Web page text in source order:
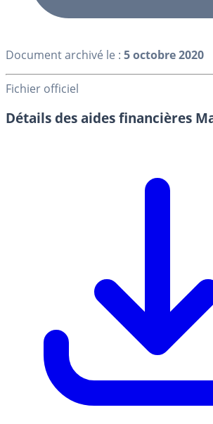
Document archivé le : 5 octobre 2020
Fichier officiel
Détails des aides financières